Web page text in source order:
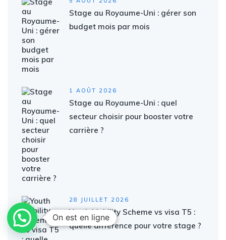
Stage au Royaume-Uni : gérer son
budget mois par mois
1 AOÛT 2026
Stage au Royaume-Uni : quel
secteur choisir pour booster votre
carrière ?
28 JUILLET 2026
Youth Mobility Scheme vs visa T5 :
quelle différence pour votre stage ?
On est en ligne